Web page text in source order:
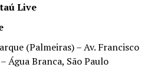
Live
(Palmeiras) – Av. Francisco
Água Branca, São Paulo